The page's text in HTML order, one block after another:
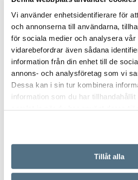
Vi använder enhetsidentifierare för
och annonserna till användarna,
för sociala medier och analysera vår
vidarebefordrar även sådana
information från din enhet till de
annons- och analysföretag som vi
Dessa kan i sin tur kombinera
information som du har
samlat in när du har använt deras
Tillåt alla